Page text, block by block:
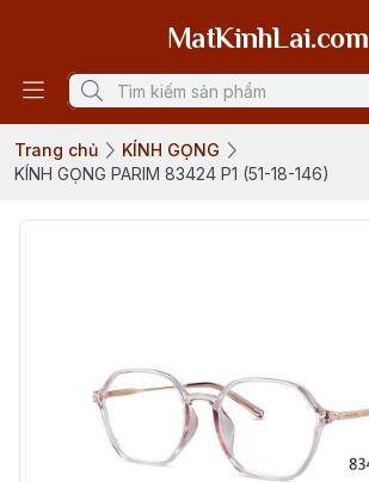
MatKinhLai.com
Trang chủ
KÍNH GỌNG
KÍNH GỌNG PARIM 83424 P1 (51-18-146)